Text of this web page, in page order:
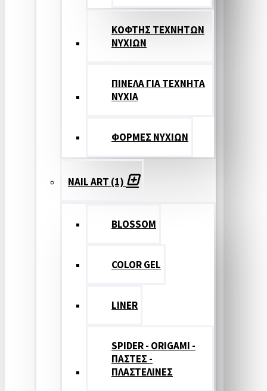
ΚΟΦΤΗΣ ΤΕΧΝΗΤΩΝ
ΝΥΧΙΩΝ
ΠΙΝΕΛΑ ΓΙΑ ΤΕΧΝΗΤΑ
ΝΥΧΙΑ
ΦΟΡΜΕΣ ΝΥΧΙΩΝ
NAIL ART (1)
BLOSSOM
COLOR GEL
LINER
SPIDER - ORIGAMI -
ΠΑΣΤΕΣ -
ΠΛΑΣΤΕΛΙΝΕΣ